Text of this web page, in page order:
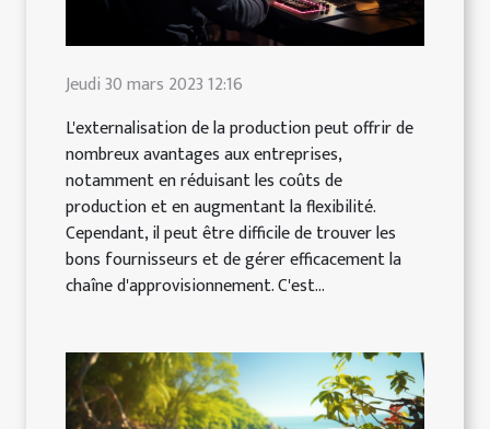
Jeudi 30 mars 2023 12:16
L'externalisation de la production peut offrir de
nombreux avantages aux entreprises,
notamment en réduisant les coûts de
production et en augmentant la flexibilité.
Cependant, il peut être difficile de trouver les
bons fournisseurs et de gérer efficacement la
chaîne d'approvisionnement. C'est...